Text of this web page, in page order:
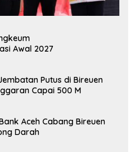
Awal 2027
Putus di Bireuen
Capai 500 M
Aceh Cabang Bireuen
Darah